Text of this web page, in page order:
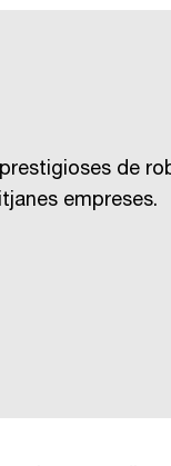
de
empreses.